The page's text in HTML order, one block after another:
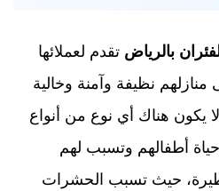
بالرياض تقدم لعملائها
نظيفة وآمنة وخالية
يكون هناك أي نوع من أنواع
أطفالهم وتسبب لهم
حيث تسبب الحشرات